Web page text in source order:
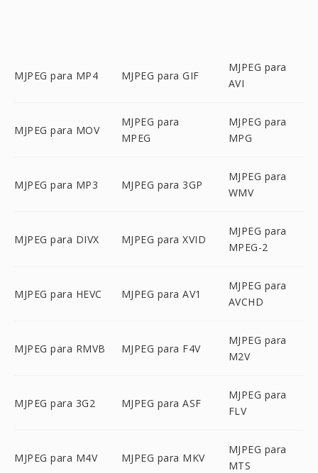
MJPEG para MP4 MJPEG para GIF
MJPEG para
AVI
MJPEG para MOV
MJPEG para
MPEG
MJPEG para
MPG
MJPEG para MP3 MJPEG para 3GP
MJPEG para
WMV
MJPEG para DIVX MJPEG para XVID
MJPEG para
MPEG-2
MJPEG para HEVC MJPEG para AV1
MJPEG para
AVCHD
MJPEG para RMVB MJPEG para F4V
MJPEG para
M2V
MJPEG para 3G2 MJPEG para ASF
MJPEG para
FLV
MJPEG para M4V MJPEG para MKV
MJPEG para
MTS